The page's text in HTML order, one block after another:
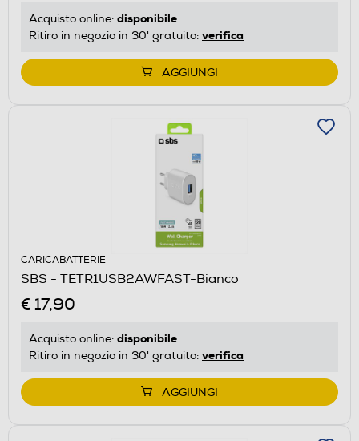
Acquisto online: disponibile
Ritiro in negozio in 30' gratuito: verifica
AGGIUNGI
CARICABATTERIE
SBS - TETR1USB2AWFAST-Bianco
€ 17,90
Acquisto online: disponibile
Ritiro in negozio in 30' gratuito: verifica
AGGIUNGI